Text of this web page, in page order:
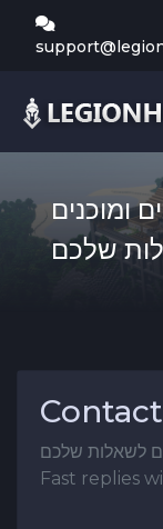
ומוכנים
שלכם
לשאלות שלכם
Fast replies